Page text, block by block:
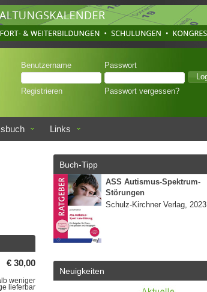
Benutzername Passwort
Registrieren Passwort vergessen?
Links
€ 30,00
weniger
lieferbar
Buch-Tipp
ASS Autismus-Spektrum-
Störungen
Schulz-Kirchner Verlag, 2023
Neuigkeiten